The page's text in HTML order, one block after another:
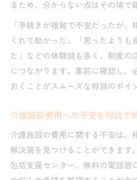
るため、分からない点はその場で
「手続きが複雑で不安だったが、
くれて助かった」「思ったよりも
た」などの体験談も多く、制度の
につながります。事前に確認し、
おくことがスムーズな相談のポイ
介護施設費用への不安を相談で
介護施設の費用に関する不安は、
解決策を見つけることができます
包括支援センター、無料の電話窓